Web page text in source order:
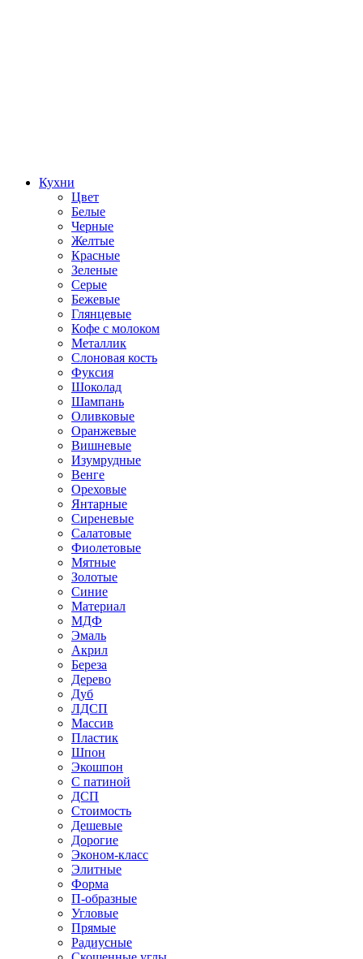
Кухни
Цвет
Белые
Черные
Желтые
Красные
Зеленые
Серые
Бежевые
Глянцевые
Кофе с молоком
Металлик
Слоновая кость
Фуксия
Шоколад
Шампань
Оливковые
Оранжевые
Вишневые
Изумрудные
Венге
Ореховые
Янтарные
Сиреневые
Салатовые
Фиолетовые
Мятные
Золотые
Синие
Материал
МДФ
Эмаль
Акрил
Береза
Дерево
Дуб
ЛДСП
Массив
Пластик
Шпон
Экошпон
С патиной
ДСП
Стоимость
Дешевые
Дорогие
Эконом-класс
Элитные
Форма
П-образные
Угловые
Прямые
Радиусные